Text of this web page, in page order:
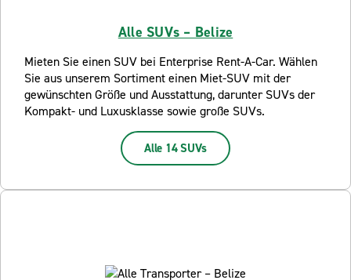
Alle SUVs – Belize
Mieten Sie einen SUV bei Enterprise Rent-A-Car. Wählen
Sie aus unserem Sortiment einen Miet-SUV mit der
gewünschten Größe und Ausstattung, darunter SUVs der
Kompakt- und Luxusklasse sowie große SUVs.
Alle 14 SUVs